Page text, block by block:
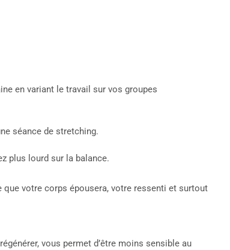
en variant le travail sur vos groupes
séance de stretching.
plus lourd sur la balance.
votre corps épousera, votre ressenti et surtout
vous permet d’être moins sensible au